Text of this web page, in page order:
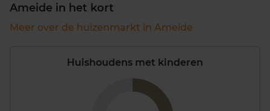
Ameide in het kort
Meer over de huizenmarkt in Ameide
Huishoudens met kinderen